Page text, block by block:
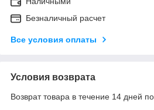
Безналичный расчет
Все условия оплаты
Условия возврата
Возврат товара в течение 14 дней